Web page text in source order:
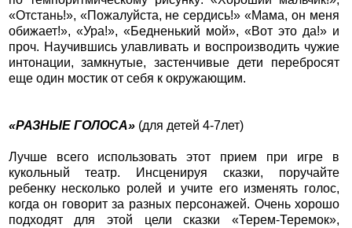
«Отстань!», «Пожалуйста, не сердись!» «Мама, он меня
обижает!», «Ура!», «Бедненький мой», «Вот это да!» и
проч. Научившись улавливать и воспроизводить чужие
интонации, замкнутые, застенчивые дети перебросят
еще один мостик от себя к окружающим.
«РАЗНЫЕ ГОЛОСА»(для детей 4-7лет)
Лучше всего использовать этот прием при игре в
кукольный театр. Инсценируя сказки, поручайте
ребенку несколько ролей и учите его изменять голос,
когда он говорит за разных персонажей. Очень хорошо
подходят для этой цели сказки «Терем-Теремок»,